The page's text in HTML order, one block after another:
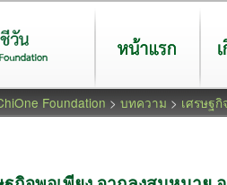
หน้าแรก เกี่ยว
Foundation >บทความ > เศรษฐกิ